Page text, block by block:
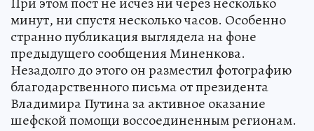
минут, ни спустя несколько часов. Особенно
странно публикация выглядела на фоне
предыдущего сообщения Миненкова.
Незадолго до этого он разместил фотографию
благодарственного письма от президента
Владимира Путина за активное оказание
шефской помощи воссоединенным регионам.